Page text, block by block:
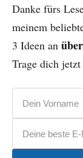
Danke fürs
meinem
3 Ideen an
Trage dich